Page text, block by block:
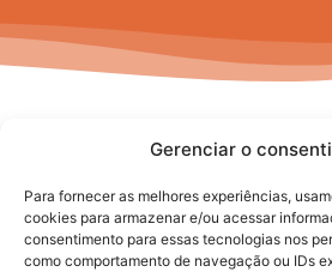
Gerenciar o
Para fornecer as melhores experiências,
cookies para armazenar e/ou acessar
consentimento para essas tecnologias nos
como comportamento de navegação ou IDs
No posts to display